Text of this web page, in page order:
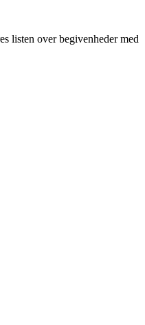
listen over begivenheder med